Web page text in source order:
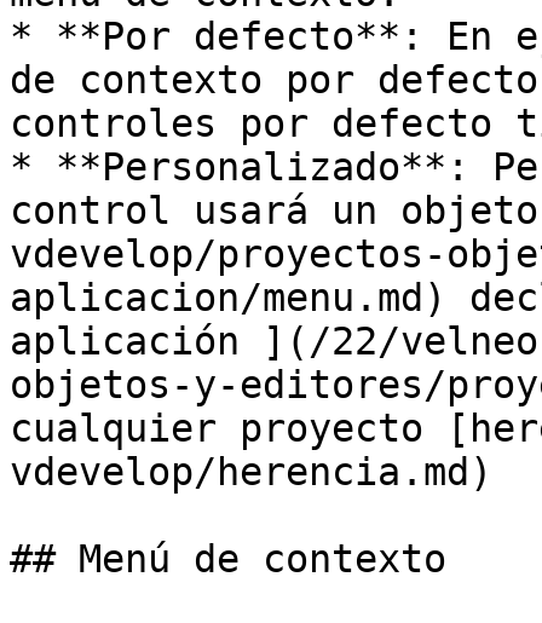
* **Por defecto**: En
de contexto por
controles por defecto
* **Personalizado**:
control usará un
vdevelop/proyectos-
aplicacion/menu.md)
aplicación ](/22/
objetos-y-editores/
cualquier proyecto
vdevelop/herencia.md)
## Menú de contexto